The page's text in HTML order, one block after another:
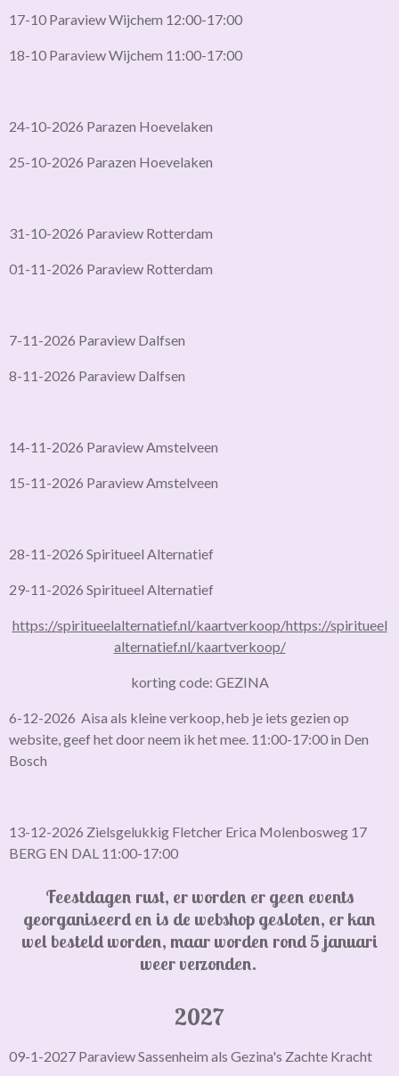
17-10 Paraview Wijchem 12:00-17:00
18-10 Paraview Wijchem 11:00-17:00
24-10-2026 Parazen Hoevelaken
25-10-2026 Parazen Hoevelaken
31-10-2026 Paraview Rotterdam
01-11-2026 Paraview Rotterdam
7-11-2026 Paraview Dalfsen
8-11-2026 Paraview Dalfsen
14-11-2026 Paraview Amstelveen
15-11-2026 Paraview Amstelveen
28-11-2026 Spiritueel Alternatief
29-11-2026 Spiritueel Alternatief
https://spiritueelalternatief.nl/kaartverkoop/https://spiritueel
alternatief.nl/kaartverkoop/
korting code: GEZINA
6-12-2026 Aisa als kleine verkoop, heb je iets gezien op
website, geef het door neem ik het mee. 11:00-17:00 in Den
Bosch
13-12-2026 Zielsgelukkig Fletcher Erica Molenbosweg 17
BERG EN DAL 11:00-17:00
Feestdagen rust, er worden er geen events
georganiseerd en is de webshop gesloten, er kan
wel besteld worden, maar worden rond 5 januari
weer verzonden.
2027
09-1-2027 Paraview Sassenheim als Gezina's Zachte Kracht